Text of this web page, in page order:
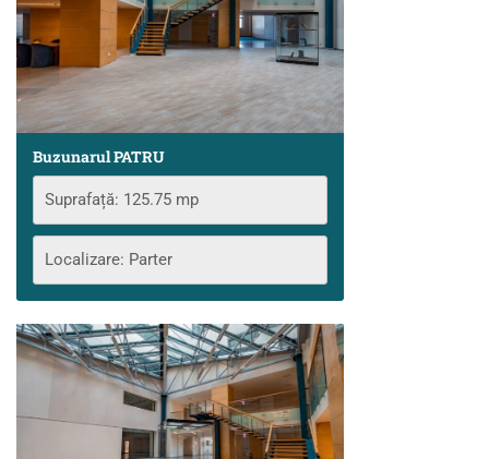
Buzunarul PATRU
Suprafață: 125.75 mp
Localizare: Parter